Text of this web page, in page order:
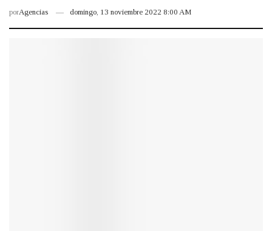
porAgencias domingo, 13 noviembre 2022 8:00 AM